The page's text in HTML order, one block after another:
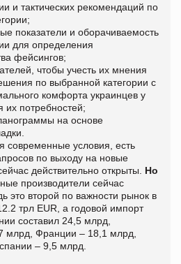
и тактических рекомендаций по
показатели и оборачиваемость
для определения
фейсингов;
чтобы учесть их мнения
по выбранной категории с
комфорта украинцев у
их потребностей;
на основе
современные условия, есть
по выходу на новые
действительно открыты. Но
производители сейчас
это второй по важности рынок в
трл EUR, а годовой импорт
составил 24,5 млрд,
млрд, Франции – 18,1 млрд,
– 9,5 млрд.